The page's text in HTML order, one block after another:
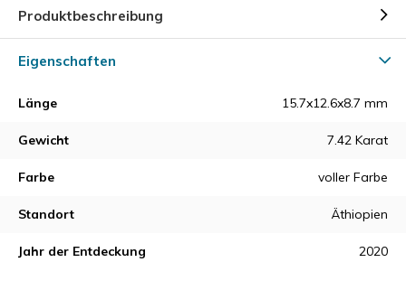
Produktbeschreibung
Eigenschaften
Länge 15.7x12.6x8.7 mm
Gewicht 7.42 Karat
Farbe voller Farbe
Standort Äthiopien
Jahr der Entdeckung 2020